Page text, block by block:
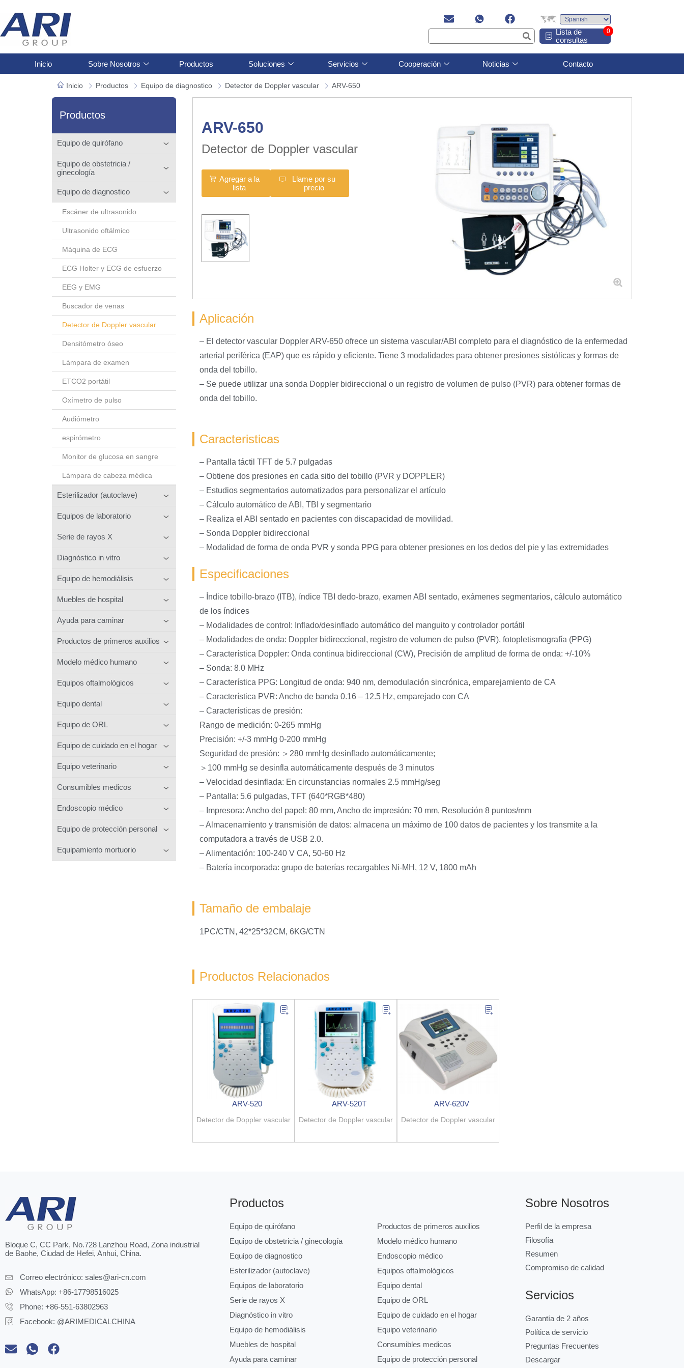
Lista de
consultas
0
Inicio Sobre Nosotros Productos Soluciones Servicios Cooperación Noticias Contacto
Inicio Productos Equipo de diagnostico Detector de Doppler vascular ARV-650
Productos
Equipo de quirófano
Equipo de obstetricia /
ginecología
Equipo de diagnostico
Escáner de ultrasonido
Ultrasonido oftálmico
Máquina de ECG
ECG Holter y ECG de esfuerzo
EEG y EMG
Buscador de venas
Detector de Doppler vascular
Densitómetro óseo
Lámpara de examen
ETCO2 portátil
Oxímetro de pulso
Audiómetro
espirómetro
Monitor de glucosa en sangre
Lámpara de cabeza médica
Esterilizador (autoclave)
Equipos de laboratorio
Serie de rayos X
Diagnóstico in vitro
Equipo de hemodiálisis
Muebles de hospital
Ayuda para caminar
Productos de primeros auxilios
Modelo médico humano
Equipos oftalmológicos
Equipo dental
Equipo de ORL
Equipo de cuidado en el hogar
Equipo veterinario
Consumibles medicos
Endoscopio médico
Equipo de protección personal
Equipamiento mortuorio
ARV-650
Detector de Doppler vascular
Agregar a la
lista
Llame por su
precio
Aplicación
– El detector vascular Doppler ARV-650 ofrece un sistema vascular/ABI completo para el diagnóstico de la enfermedad
arterial periférica (EAP) que es rápido y eficiente. Tiene 3 modalidades para obtener presiones sistólicas y formas de
onda del tobillo.
– Se puede utilizar una sonda Doppler bidireccional o un registro de volumen de pulso (PVR) para obtener formas de
onda del tobillo.
Caracteristicas
– Pantalla táctil TFT de 5.7 pulgadas
– Obtiene dos presiones en cada sitio del tobillo (PVR y DOPPLER)
– Estudios segmentarios automatizados para personalizar el artículo
– Cálculo automático de ABI, TBI y segmentario
– Realiza el ABI sentado en pacientes con discapacidad de movilidad.
– Sonda Doppler bidireccional
– Modalidad de forma de onda PVR y sonda PPG para obtener presiones en los dedos del pie y las extremidades
Especificaciones
– Índice tobillo-brazo (ITB), índice TBI dedo-brazo, examen ABI sentado, exámenes segmentarios, cálculo automático
de los índices
– Modalidades de control: Inflado/desinflado automático del manguito y controlador portátil
– Modalidades de onda: Doppler bidireccional, registro de volumen de pulso (PVR), fotopletismografía (PPG)
– Característica Doppler: Onda continua bidireccional (CW), Precisión de amplitud de forma de onda: +/-10%
– Sonda: 8.0 MHz
– Característica PPG: Longitud de onda: 940 nm, demodulación sincrónica, emparejamiento de CA
– Característica PVR: Ancho de banda 0.16 – 12.5 Hz, emparejado con CA
– Características de presión:
Rango de medición: 0-265 mmHg
Precisión: +/-3 mmHg 0-200 mmHg
Seguridad de presión: ＞280 mmHg desinflado automáticamente;
＞100 mmHg se desinfla automáticamente después de 3 minutos
– Velocidad desinflada: En circunstancias normales 2.5 mmHg/seg
– Pantalla: 5.6 pulgadas, TFT (640*RGB*480)
– Impresora: Ancho del papel: 80 mm, Ancho de impresión: 70 mm, Resolución 8 puntos/mm
– Almacenamiento y transmisión de datos: almacena un máximo de 100 datos de pacientes y los transmite a la
computadora a través de USB 2.0.
– Alimentación: 100-240 V CA, 50-60 Hz
– Batería incorporada: grupo de baterías recargables Ni-MH, 12 V, 1800 mAh
Tamaño de embalaje
1PC/CTN, 42*25*32CM, 6KG/CTN
Productos Relacionados
ARV-520
Detector de Doppler vascular
ARV-520T
Detector de Doppler vascular
ARV-620V
Detector de Doppler vascular
Bloque C, CC Park, No.728 Lanzhou Road, Zona industrial
de Baohe, Ciudad de Hefei, Anhui, China.
Correo electrónico: sales@ari-cn.com
WhatsApp: +86-17798516025
Phone: +86-551-63802963
Facebook: @ARIMEDICALCHINA
Productos
Equipo de quirófano
Equipo de obstetricia / ginecología
Equipo de diagnostico
Esterilizador (autoclave)
Equipos de laboratorio
Serie de rayos X
Diagnóstico in vitro
Equipo de hemodiálisis
Muebles de hospital
Ayuda para caminar
Productos de primeros auxilios
Modelo médico humano
Endoscopio médico
Equipos oftalmológicos
Equipo dental
Equipo de ORL
Equipo de cuidado en el hogar
Equipo veterinario
Consumibles medicos
Equipo de protección personal
Sobre Nosotros
Perfil de la empresa
Filosofía
Resumen
Compromiso de calidad
Servicios
Garantía de 2 años
Política de servicio
Preguntas Frecuentes
Descargar